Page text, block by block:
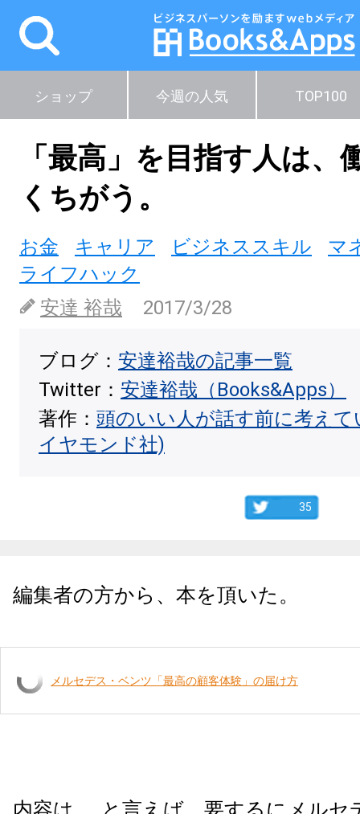
ショップ 今週の人気 TOP100
「最高」を目指す人は、
くちがう。
お金 キャリア ビジネススキル
マ
ライフハック
安達 裕哉
2017/3/28
ブログ： 安達裕哉の記事一覧
Twitter： 安達裕哉（Books&Apps）
著作： 頭のいい人が話す前に考え
イヤモンド社)
35
編集者の方から、本を頂いた。
メルセデス・ベンツ「最高の顧客体験」の届け方